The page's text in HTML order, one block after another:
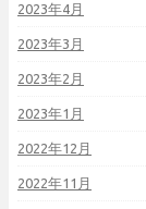
2023年4月
2023年3月
2023年2月
2023年1月
2022年12月
2022年11月